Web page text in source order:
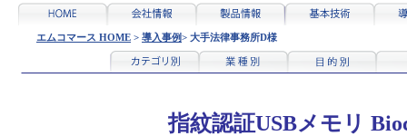
指紋認証USBメモリ
エムコマース HOME > 導入事例> 大手法律事務所D様